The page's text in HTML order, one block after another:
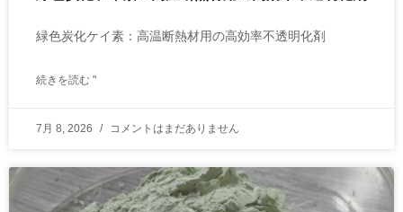
緑色炭化ケイ素：高温断熱材用の高効率不透明化剤
続きを読む "
7月 8, 2026 コメントはまだありません